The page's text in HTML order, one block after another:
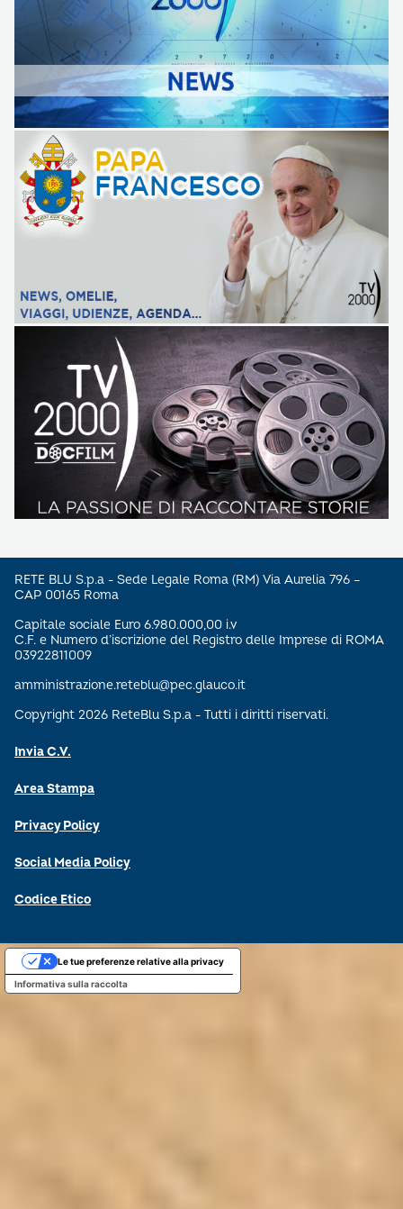
RETE BLU S.p.a - Sede Legale Roma (RM) Via Aurelia 796 –
CAP 00165 Roma
Capitale sociale Euro 6.980.000,00 i.v
C.F. e Numero d’iscrizione del Registro delle Imprese di ROMA
03922811009
amministrazione.reteblu@pec.glauco.it
Copyright 2026 ReteBlu S.p.a - Tutti i diritti riservati.
Invia C.V.
Area Stampa
Privacy Policy
Social Media Policy
Codice Etico
Informativa sulla raccolta
Le tue preferenze relative alla privacy